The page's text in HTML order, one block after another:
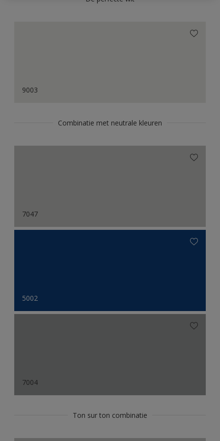
9003
Combinatie met neutrale kleuren
7047
5002
7004
Ton sur ton combinatie